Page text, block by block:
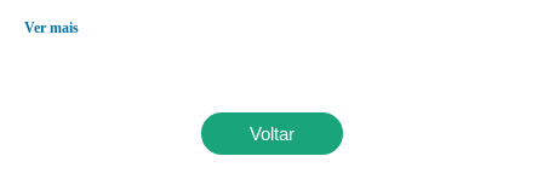
Ver mais
Voltar